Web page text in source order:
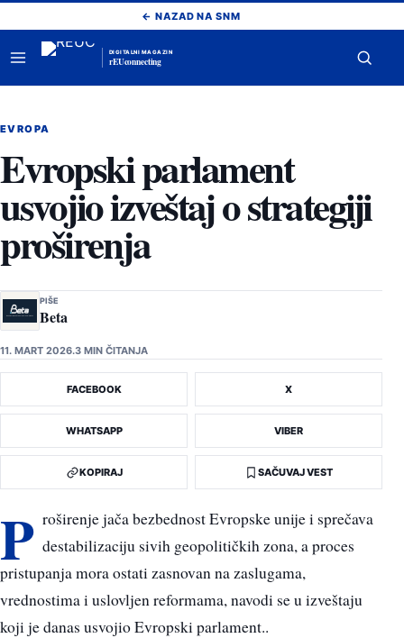
na
sadržaj
← NAZAD NA SNM
Otvori
meni
DIGITALNI MAGAZIN
rEUconnecting
EVROPA
Evropski parlament
usvojio izveštaj o strategiji
proširenja
PIŠE
Beta
11. MART 2026.3 MIN ČITANJA
FACEBOOK X
WHATSAPP VIBER
KOPIRAJ SAČUVAJ VEST
P roširenje jača bezbednost Evropske unije i sprečava
destabilizaciju sivih geopolitičkih zona, a proces
pristupanja mora ostati zasnovan na zaslugama,
vrednostima i uslovljen reformama, navodi se u izveštaju
koji je danas usvojio Evropski parlament..